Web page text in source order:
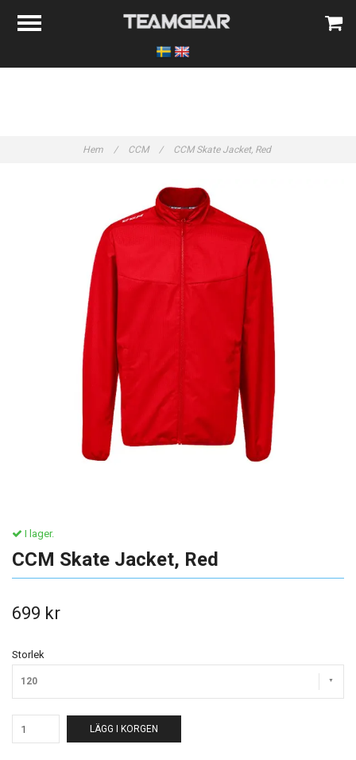
Hem / CCM / CCM Skate Jacket, Red
I lager.
CCM Skate Jacket, Red
699 kr
Storlek
120
LÄGG I KORGEN